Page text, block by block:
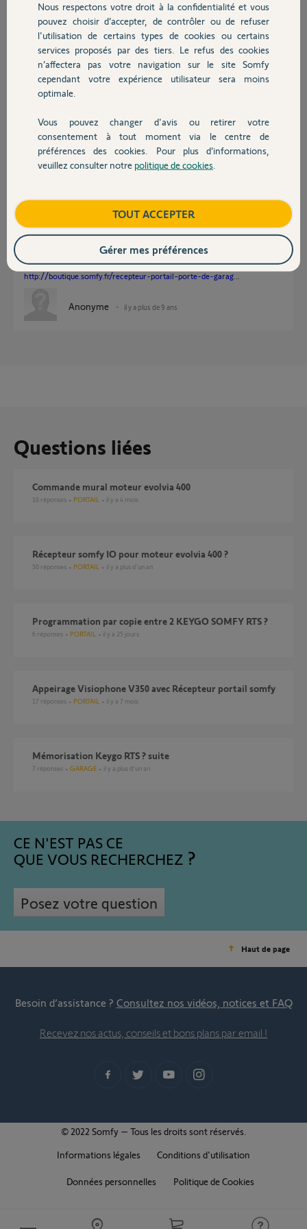
Chauffage
Autres produits
Devis avec un pro
Contact
Notice-du-
récepte...
120 ko
frederic B.
il y a plus de 9 ans
Participer au fil de discussion
Réponses
Dans ce sens ce serait plutôt une question à poser chez Hormann.
Dans l'autre sens, cad utiliser la télécommande Somfy, c'est possible si
votre motorisation Hormann est pourvue d'une entrée contact sec, il
faut dans ce cas rajouter un récepteur standard alimenté en 24 volt:
http://boutique.somfy.fr/recepteur-portail-porte-de-garag
Anonyme il y a plus de 9 ans
Questions liées
Commande mural moteur evolvia 400
16 réponses PORTAIL il y a 4 mois
récepteur somfy IO pour moteur evolvia 400 ?
50 réponses PORTAIL il y a plus d'un an
Programmation par copie entre 2 KEYGO SOMFY RTS ?
6 réponses PORTAIL il y a 25 jours
Appeirage Visiophone V350 avec Récepteur portail somfy
17 réponses PORTAIL il y a 7 mois
Mémorisation Keygo RTS ? suite
7 réponses GARAGE il y a plus d'un an
CE N'EST PAS CE
QUE VOUS RECHERCHEZ
Posez votre question
Haut de page
Besoin d’assistance ? Consultez nos vidéos, notices et FAQ
Recevez nos actus, conseils et bons plans par email !
© 2022 Somfy – Tous les droits sont réservés.
Informations légales
Conditions d'utilisation
Données personnelles Politique de Cookies
Nous respectons votre droit à la confidentialité et vous
pouvez choisir d’accepter, de contrôler ou de refuser
l'utilisation de certains types de cookies ou certains
services proposés par des tiers. Le refus des cookies
n’affectera pas votre navigation sur le site Somfy
cependant votre expérience utilisateur sera moins
optimale.
Vous pouvez changer d'avis ou retirer votre
consentement à tout moment via le centre de
préférences des cookies. Pour plus d’informations,
veuillez consulter notre politique de cookies
TOUT ACCEPTER
Gérer mes préférences